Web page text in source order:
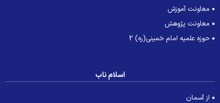
معاونت آموزش
معاونت پژوهش
حوزه علمیه امام خمینی(ره) 2
اسلام ناب
از آسمان